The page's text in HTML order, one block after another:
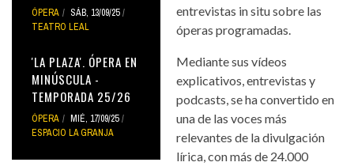
ÓPERA
SÁB, 13/09/25
TEATRO LEAL
'LA PLAZA'. ÓPERA EN
MINÚSCULA -
TEMPORADA 25/26
ÓPERA
MIÉ, 17/09/25
ESPACIO LA GRANJA
entrevistas in situ sobre las
óperas programadas.
Mediante sus vídeos
explicativos, entrevistas y
podcasts, se ha convertido en
una de las voces más
relevantes de la divulgación
lírica, con más de 24.000